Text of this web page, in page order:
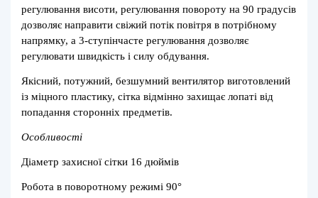
регулювання висоти, регулювання повороту на 90 градусів
дозволяє направити свіжий потік повітря в потрібному
напрямку, а 3-ступінчасте регулювання дозволяє
регулювати швидкість і силу обдування.
Якісний, потужний, безшумний вентилятор виготовлений
із міцного пластику, сітка відмінно захищає лопаті від
попадання сторонніх предметів.
Особливості
Діаметр захисної сітки 16 дюймів
Робота в поворотному режимі 90°